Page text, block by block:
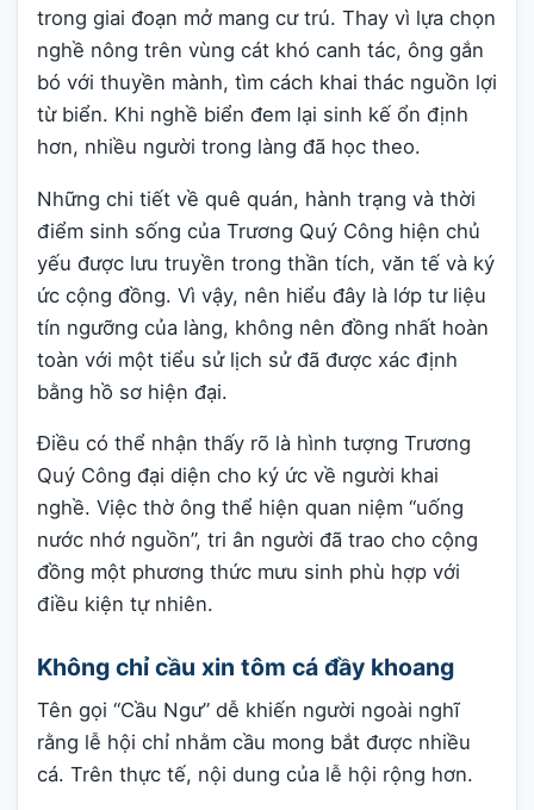
trong giai đoạn mở mang cư trú. Thay vì lựa chọn
nghề nông trên vùng cát khó canh tác, ông gắn
bó với thuyền mành, tìm cách khai thác nguồn lợi
từ biển. Khi nghề biển đem lại sinh kế ổn định
hơn, nhiều người trong làng đã học theo.
Những chi tiết về quê quán, hành trạng và thời
điểm sinh sống của Trương Quý Công hiện chủ
yếu được lưu truyền trong thần tích, văn tế và ký
ức cộng đồng. Vì vậy, nên hiểu đây là lớp tư liệu
tín ngưỡng của làng, không nên đồng nhất hoàn
toàn với một tiểu sử lịch sử đã được xác định
bằng hồ sơ hiện đại.
Điều có thể nhận thấy rõ là hình tượng Trương
Quý Công đại diện cho ký ức về người khai
nghề. Việc thờ ông thể hiện quan niệm “uống
nước nhớ nguồn”, tri ân người đã trao cho cộng
đồng một phương thức mưu sinh phù hợp với
điều kiện tự nhiên.
Không chỉ cầu xin tôm cá đầy khoang
Tên gọi “Cầu Ngư” dễ khiến người ngoài nghĩ
rằng lễ hội chỉ nhằm cầu mong bắt được nhiều
cá. Trên thực tế, nội dung của lễ hội rộng hơn.